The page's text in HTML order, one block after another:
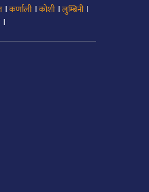
।कर्णाली।कोशी।लुम्बिनी।
।